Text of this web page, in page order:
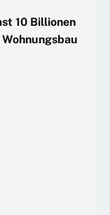
10 Billionen